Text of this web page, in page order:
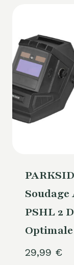
PSHL 2
Optimale
29,99 €